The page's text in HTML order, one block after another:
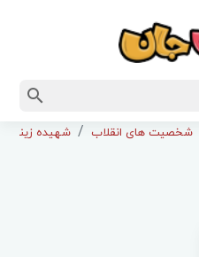
شخصیت های انقلاب شهیده زینب